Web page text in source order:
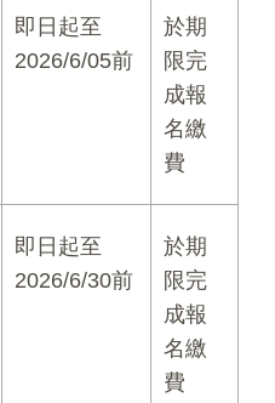
即日起至
2026/6/05前
於期
限完
成報
名繳
費
即日起至
2026/6/30前
於期
限完
成報
名繳
費